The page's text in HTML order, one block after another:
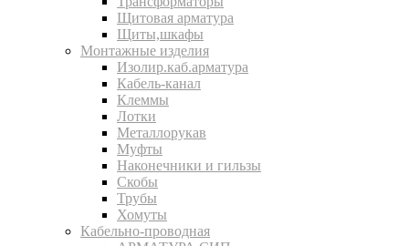
Щитовая арматура
Щиты,шкафы
Монтажные изделия
Изолир.каб.арматура
Кабель-канал
Клеммы
Лотки
Металлорукав
Муфты
Наконечники и гильзы
Скобы
Трубы
Хомуты
Кабельно-проводная